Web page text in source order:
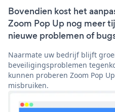
Bovendien kost het
Zoom Pop Up nog meer
nieuwe problemen of
Naarmate uw bedrijf blijft
beveiligingsproblemen
kunnen proberen Zoom Pop
misbruiken.